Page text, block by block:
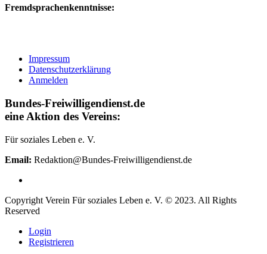
Fremdsprachenkenntnisse:
Impressum
Datenschutzerklärung
Anmelden
Bundes-Freiwilligendienst.de
eine Aktion des Vereins:
Für soziales Leben e. V.
Email: Redaktion@Bundes-Freiwilligendienst.de
Copyright Verein Für soziales Leben e. V. © 2023. All Rights
Reserved
Login
Registrieren